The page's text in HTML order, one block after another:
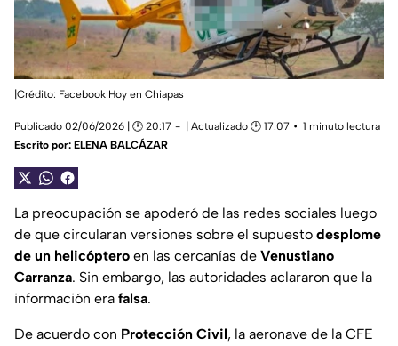
|Crédito: Facebook Hoy en Chiapas
Publicado 02/06/2026 | 🕑 20:17 | Actualizado 🕑 17:07
1 minuto lectura
Escrito por: ELENA BALCÁZAR
La preocupación se apoderó de las redes sociales luego
de que circularan versiones sobre el supuesto desplome
de un helicóptero en las cercanías de Venustiano
Carranza. Sin embargo, las autoridades aclararon que la
información era falsa.
De acuerdo con Protección Civil, la aeronave de la CFE